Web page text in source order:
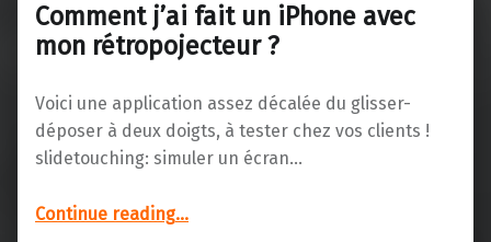
Comment j’ai fait un iPhone avec
mon rétropojecteur ?
Voici une application assez décalée du glisser-
déposer à deux doigts, à tester chez vos clients !
slidetouching: simuler un écran…
Continue reading“Comment j’ai fait un iPhone avec mon rétropojecteur ?”…